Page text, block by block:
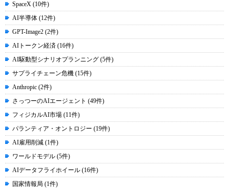
SpaceX (10件)
AI半導体 (12件)
GPT-Image2 (2件)
AIトークン経済 (16件)
AI駆動型シナリオプランニング (5件)
サプライチェーン危機 (15件)
Anthropic (2件)
さっつーのAIエージェント (49件)
フィジカルAI市場 (11件)
パランティア・オントロジー (19件)
AI雇用削減 (1件)
ワールドモデル (5件)
AIデータフライホイール (16件)
国家情報局 (1件)